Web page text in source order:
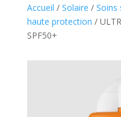
Accueil / Solaire / Soins
haute protection /
SPF50+